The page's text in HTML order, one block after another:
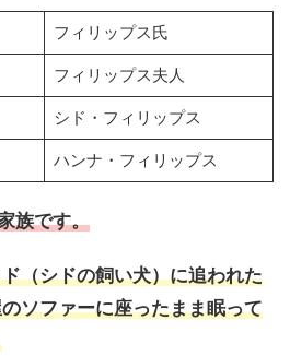
フィリップス氏
フィリップス夫人
シド・フィリップス
ハンナ・フィリップス
族です。
（シドの飼い犬）に追われた
ソファーに座ったまま眠って